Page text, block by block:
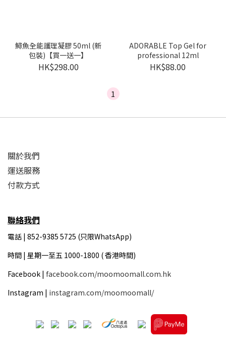
鱘魚全能護理凝膠 50ml (新
包裝)【買一送一】
HK$298.00
ADORABLE Top Gel for
professional 12ml
HK$88.00
1
關於我們
運送服務
付款方式
聯絡我們
電話 | 852-9385 5725 (只限WhatsApp)
時間 | 星期一至五 1000-1800 ( 香港時間)
Facebook | facebook.com/moomoomall.com.hk
Instagram | instagram.com/moomoomall/